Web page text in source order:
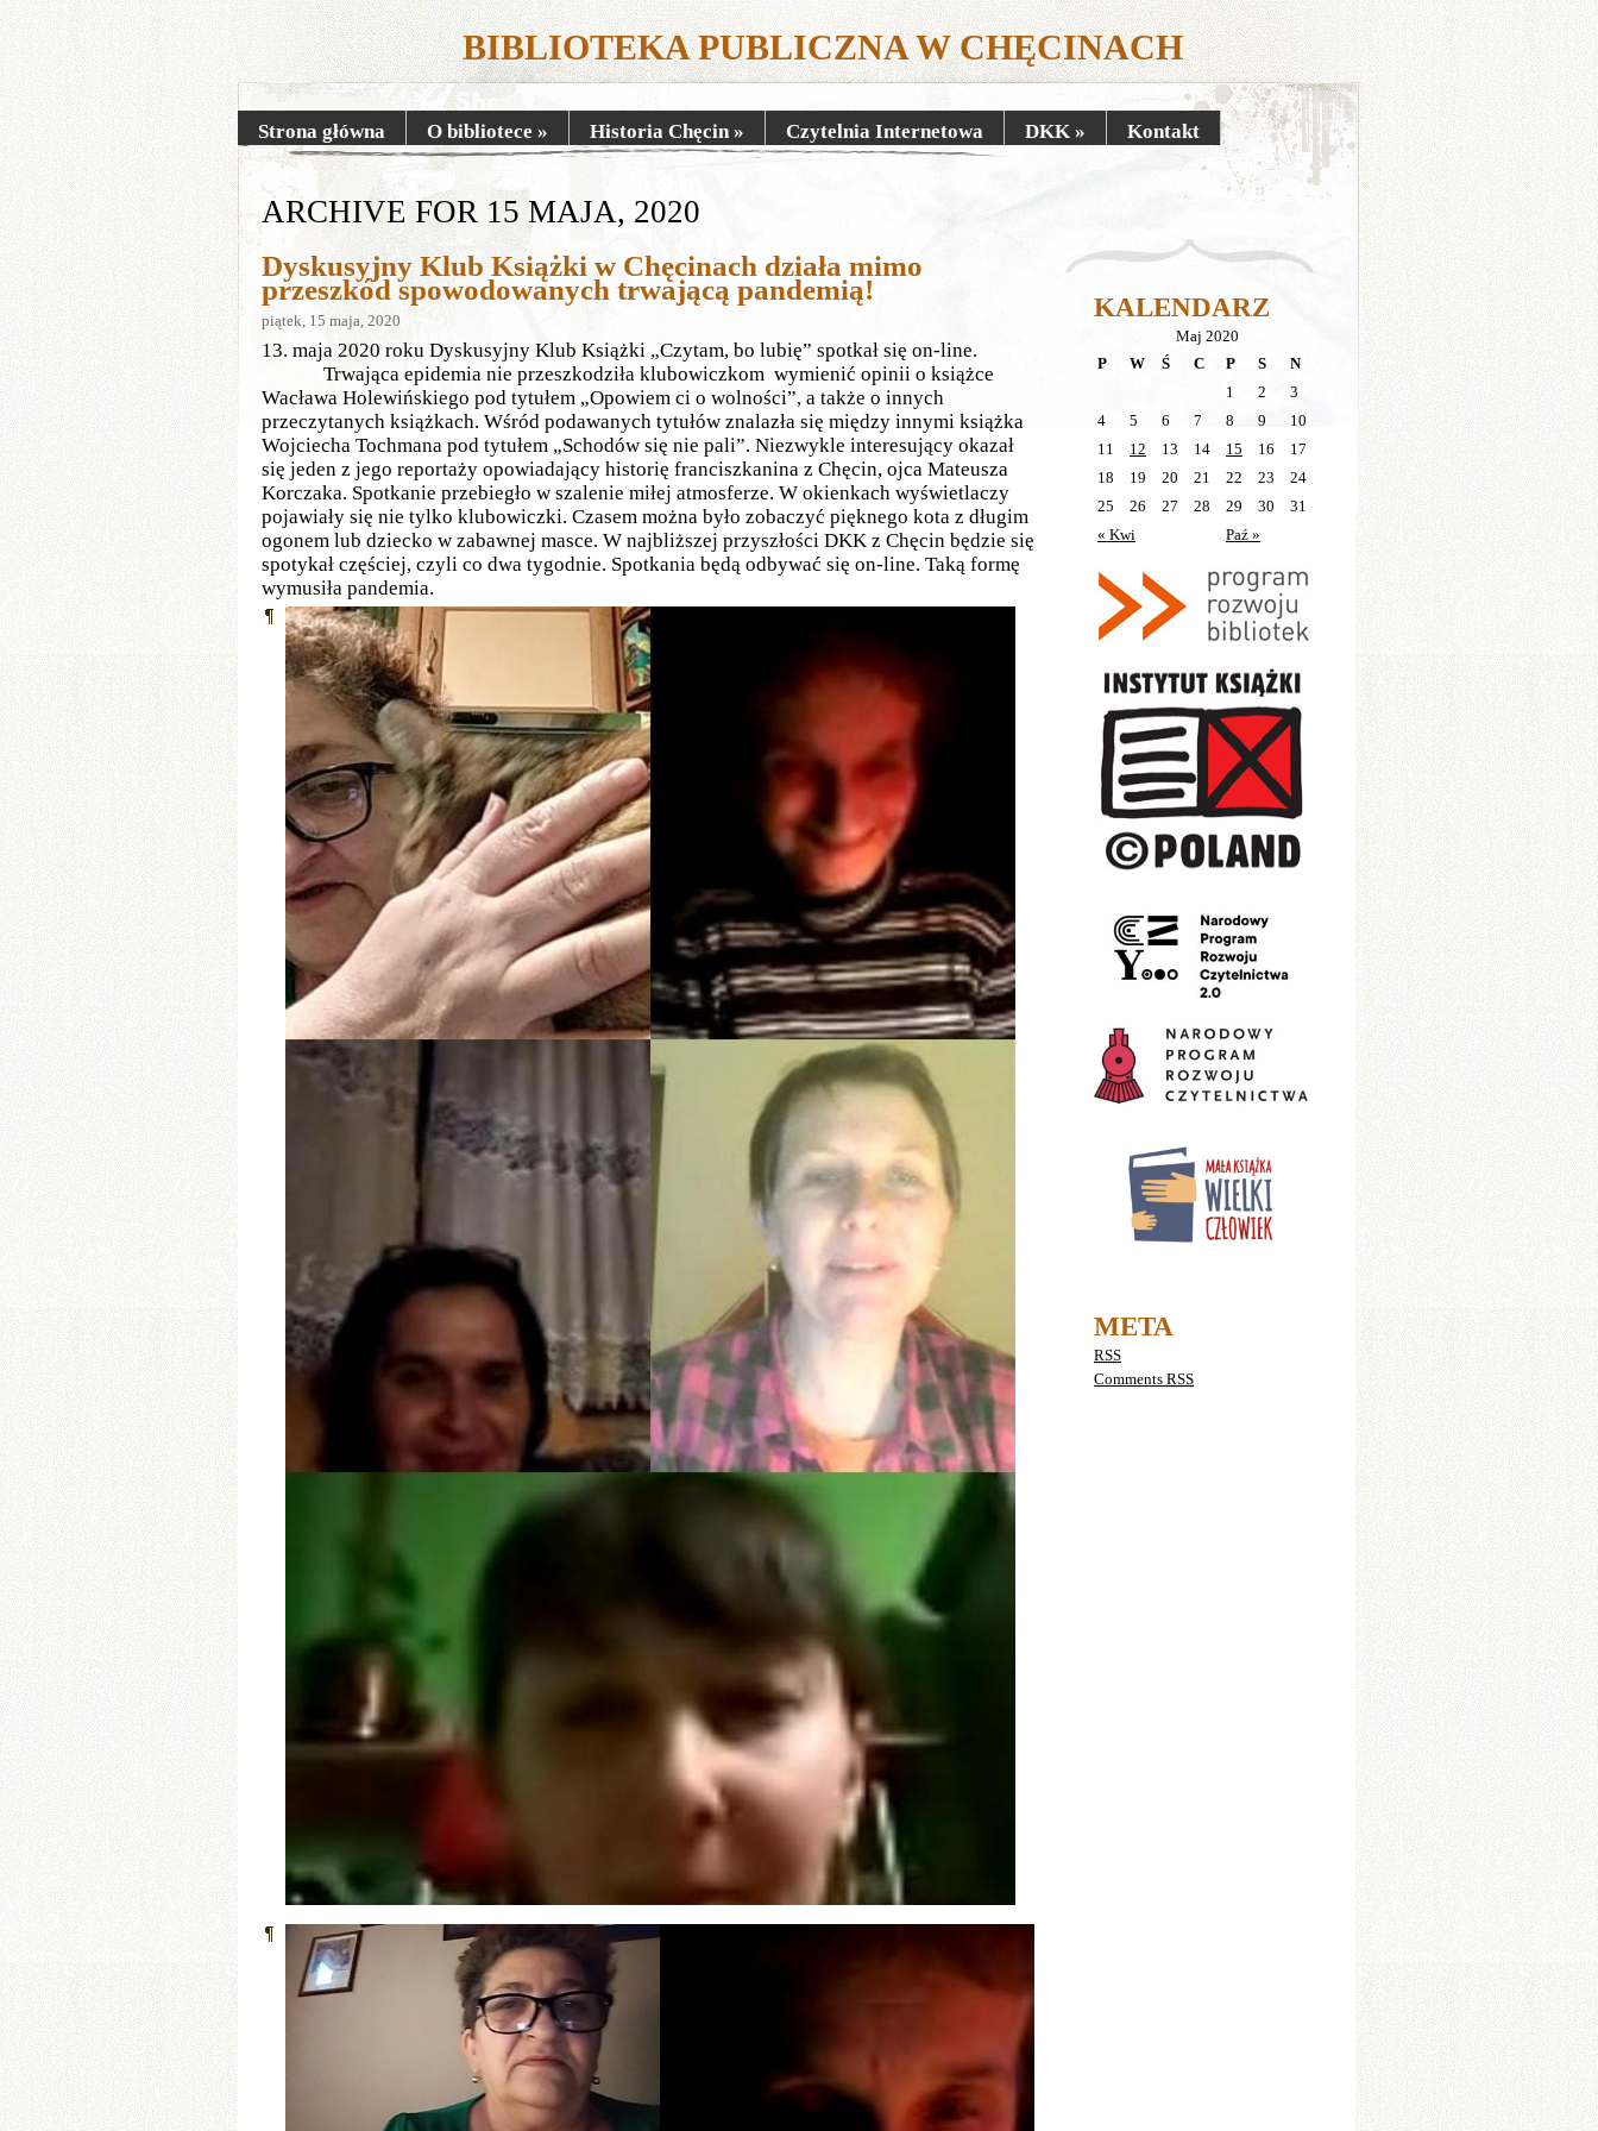
BIBLIOTEKA PUBLICZNA W CHĘCINACH
Strona główna O bibliotece » Historia Chęcin » Czytelnia Internetowa DKK » Kontakt
KALENDARZ
Maj 2020
P
W Ś C P S N
« Kwi Paź »
1 2
3
4
5 6 7 8 9
10
11
12 13 14 15 16
17
18
19 20 21 22 23
24
25
26 27 28 29 30 31
META
RSS
Comments RSS
ARCHIVE FOR 15 MAJA, 2020
Dyskusyjny Klub Książki w Chęcinach działa mimo
przeszkód spowodowanych trwającą pandemią!
piątek, 15 maja, 2020
13. maja 2020 roku Dyskusyjny Klub Książki „Czytam, bo lubię” spotkał się on-line.
Trwająca epidemia nie przeszkodziła klubowiczkom wymienić opinii o książce
Wacława Holewińskiego pod tytułem „Opowiem ci o wolności”, a także o innych
przeczytanych książkach. Wśród podawanych tytułów znalazła się między innymi książka
Wojciecha Tochmana pod tytułem „Schodów się nie pali”. Niezwykle interesujący okazał
się jeden z jego reportaży opowiadający historię franciszkanina z Chęcin, ojca Mateusza
Korczaka. Spotkanie przebiegło w szalenie miłej atmosferze. W okienkach wyświetlaczy
pojawiały się nie tylko klubowiczki. Czasem można było zobaczyć pięknego kota z długim
ogonem lub dziecko w zabawnej masce. W najbliższej przyszłości DKK z Chęcin będzie się
spotykał częściej, czyli co dwa tygodnie. Spotkania będą odbywać się on-line. Taką formę
wymusiła pandemia.